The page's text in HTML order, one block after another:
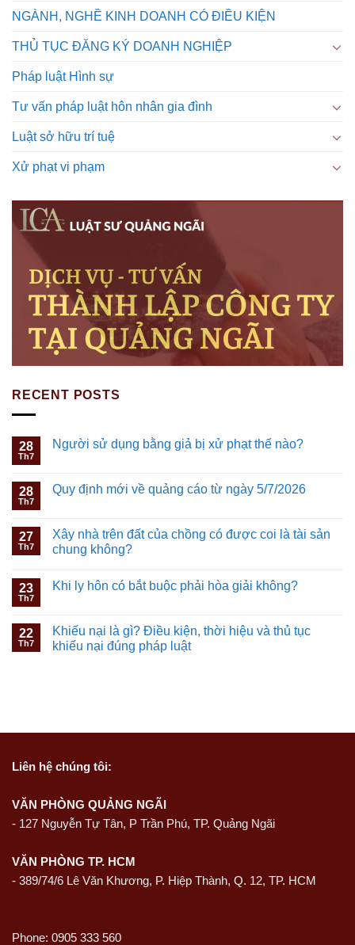
NGÀNH, NGHỀ KINH DOANH CÓ ĐIỀU KIỆN
THỦ TỤC ĐĂNG KÝ DOANH NGHIỆP
Pháp luật Hình sự
Tư vấn pháp luật hôn nhân gia đình
Luật sở hữu trí tuệ
Xử phạt vi phạm
RECENT POSTS
28
Th7
Người sử dụng bằng giả bị xử phạt thế nào?
28
Th7
Quy định mới về quảng cáo từ ngày 5/7/2026
27
Th7
Xây nhà trên đất của chồng có được coi là tài sản
chung không?
23
Th7
Khi ly hôn có bắt buộc phải hòa giải không?
22
Th7
Khiếu nại là gì? Điều kiện, thời hiệu và thủ tục
khiếu nại đúng pháp luật
Liên hệ chúng tôi:
VĂN PHÒNG QUẢNG NGÃI
- 127 Nguyễn Tự Tân, P Trần Phú, TP. Quảng Ngãi
VĂN PHÒNG TP. HCM
- 389/74/6 Lê Văn Khương, P. Hiệp Thành, Q. 12, TP. HCM
Phone: 0905 333 560